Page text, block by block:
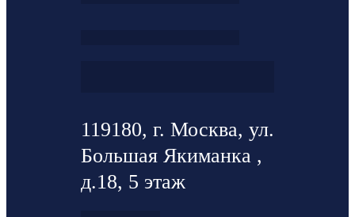
119180, г. Москва, ул.
Большая Якиманка ,
д.18, 5 этаж